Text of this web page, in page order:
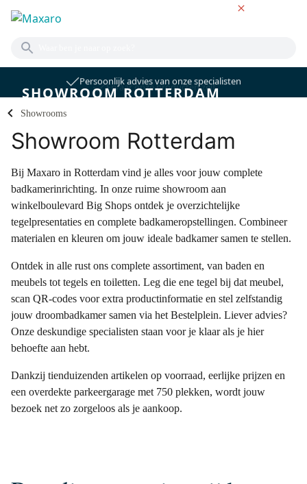
SHOWROOM ROTTERDAM
Persoonlijk advies van onze specialisten
Ervaar onze producten zelf
Showrooms
Showroom Rotterdam
Bij Maxaro in Rotterdam vind je alles voor jouw complete
badkamerinrichting. In onze ruime showroom aan
winkelboulevard Big Shops ontdek je overzichtelijke
tegelpresentaties en complete badkameropstellingen. Combineer
materialen en kleuren om jouw ideale badkamer samen te stellen.
Ontdek in alle rust ons complete assortiment, van baden en
meubels tot tegels en toiletten. Leg die ene tegel bij dat meubel,
scan QR-codes voor extra productinformatie en stel zelfstandig
jouw droombadkamer samen via het Bestelplein. Liever advies?
Onze deskundige specialisten staan voor je klaar als je hier
behoefte aan hebt.
Dankzij tienduizenden artikelen op voorraad, eerlijke prijzen en
een overdekte parkeergarage met 750 plekken, wordt jouw
bezoek net zo zorgeloos als je aankoop.